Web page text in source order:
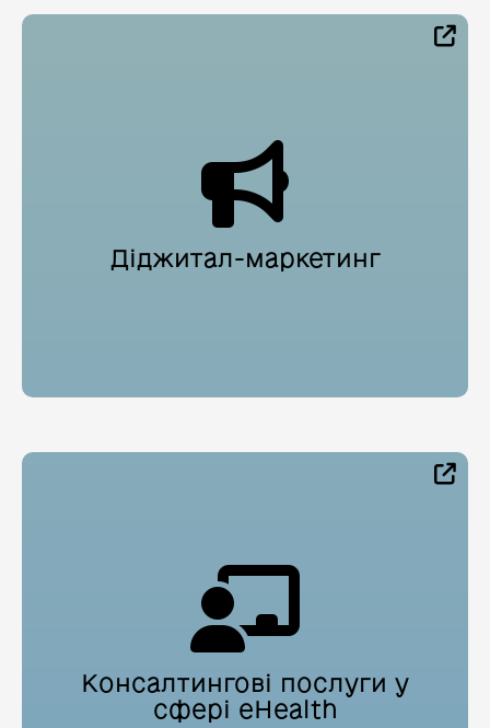
Діджитал-маркетинг
Консалтингові послуги у
сфері eHealth